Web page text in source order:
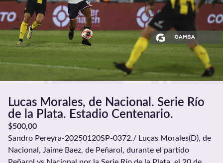
Lucas Morales, de Nacional. Serie Río
de la Plata. Estadio Centenario.
$500,00
Sandro Pereyra-20250120SP-0372./ Lucas Morales(D), de
Nacional, Jaime Baez, de Peñarol, durante el partido